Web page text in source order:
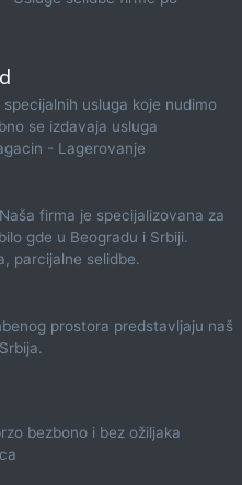
usluga koje nudimo
se izdavaja usluga
- Lagerovanje
firma je specijalizovana za
gde u Beogradu i Srbiji.
parcijalne selidbe.
prostora predstavljaju naš
bezbono i bez ožiljaka